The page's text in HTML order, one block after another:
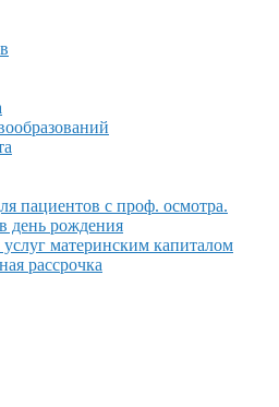
пациентов с проф. осмотра.
день рождения
материнским капиталом
рассрочка